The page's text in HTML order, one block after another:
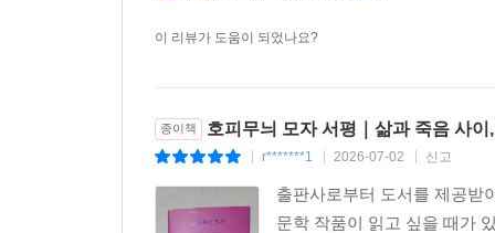
이 리뷰가 도움이 되었나요?
종이책 호피무늬 모자 서평｜삶과 죽음 사
r*******1 2026-07-02 신고
출판사로부터 도서를 제공받
문학 작품이 읽고 싶을 때가